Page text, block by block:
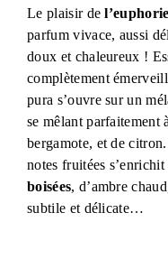
Le plaisir de
parfum vivace, aussi
doux et chaleureux !
complètement
pura s’ouvre sur un
se mêlant parfaitement
bergamote, et de
notes fruitées
boisées, d’ambre
subtile et délicate…